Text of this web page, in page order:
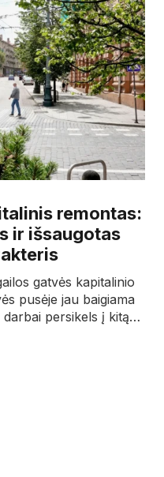
remontas:
ir išsaugotas
gatvės kapitalinio
pusėje jau baigiama
persikels į kitą…